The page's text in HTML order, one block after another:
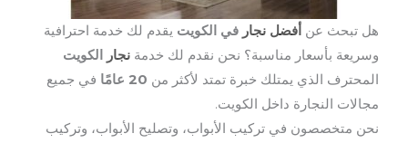
هل تبحث عن أفضل نجار في الكويت يقدم لك خدمة احترافية
وسريعة بأسعار مناسبة؟ نحن نقدم لك خدمةنجار
الكويت
المحترف الذي يمتلك خبرة تمتد لأكثر من 20 عامًا
في جميع
مجالات النجارة داخل الكويت.
نحن متخصصون في تركيب الأبواب، وتصليح الأبواب، وتركيب